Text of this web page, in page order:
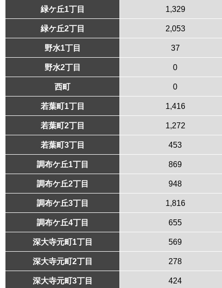
緑ケ丘1丁目 1,329
緑ケ丘2丁目 2,053
野水1丁目 37
野水2丁目 0
西町 0
若葉町1丁目 1,416
若葉町2丁目 1,272
若葉町3丁目 453
調布ケ丘1丁目 869
調布ケ丘2丁目 948
調布ケ丘3丁目 1,816
調布ケ丘4丁目 655
深大寺元町1丁目 569
深大寺元町2丁目 278
深大寺元町3丁目 424